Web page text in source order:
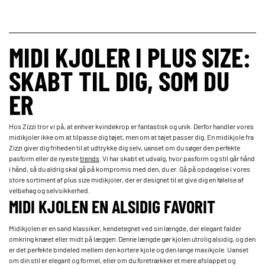
MIDI KJOLER I PLUS SIZE:
SKABT TIL DIG, SOM DU
ER
Hos Zizzi tror vi på, at enhver kvindekrop er fantastisk og unik. Derfor handler vores
midikjoler ikke om at tilpasse dig tøjet, men om at tøjet passer dig. En midikjole fra
Zizzi giver dig friheden til at udtrykke dig selv, uanset om du søger den perfekte
pasform eller de nyestetrends. Vi har skabt et udvalg, hvor pasform og stil går hånd
i hånd, så du aldrig skal gå på kompromis med den, du er. Gå på opdagelse i vores
store sortiment af plus size midikjoler, der er designet til at give dig en følelse af
velbehag og selvsikkerhed.
MIDI KJOLEN EN ALSIDIG FAVORIT
Midikjolen er en sand klassiker, kendetegnet ved sin længde, der elegant falder
omkring knæet eller midt på læggen. Denne længde gør kjolen utrolig alsidig, og den
er det perfekte bindeled mellem den kortere kjole og den lange maxikjole. Uanset
om din stil er elegant og formel, eller om du foretrækker et mere afslappet og